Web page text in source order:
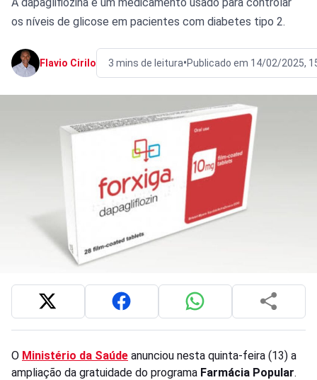
os níveis de glicose em pacientes com diabetes tipo 2.
Flavio Cirilo 3 mins de leitura•Publicado em 14/02/2025,
O Ministério da Saúde anunciou nesta quinta-feira (13) a
ampliação da gratuidade do programa Farmácia Popular.